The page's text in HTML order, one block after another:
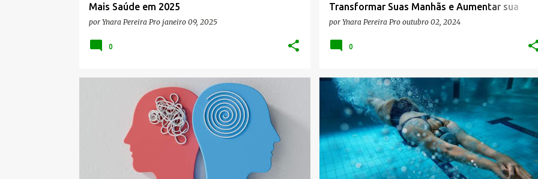
Mais Saúde em 2025
por Ynara Pereira Pro janeiro 09, 2025
0
Transformar Suas Manhãs e Aumentar sua
Produtividade
por Ynara Pereira Pro outubro 02, 2024
0
AUTOSSABOTAGEM BARREIRAS PSICOLÓGICAS BEM-ESTAR BENEFÍCIOS NATAÇÃO